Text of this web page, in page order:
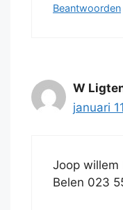
Beantwoorden
W
januari
Joop willem
Belen 023